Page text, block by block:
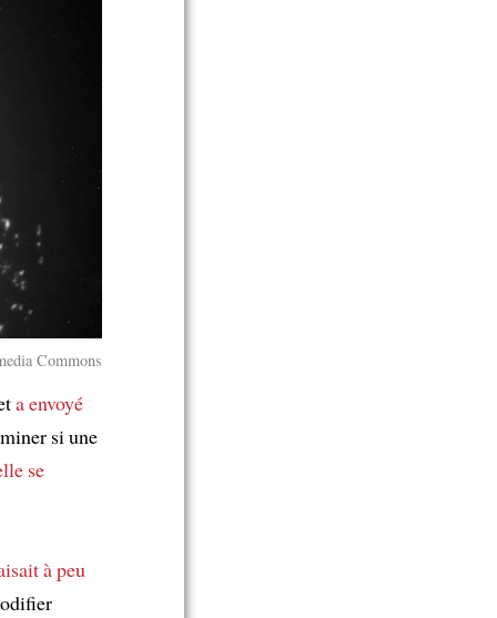
Commons
a envoyé
si une
se
à peu